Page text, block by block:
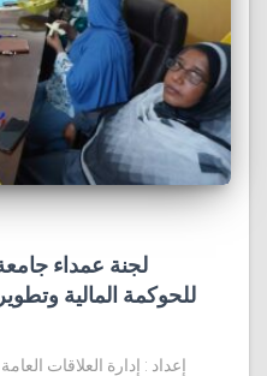
لجنة عمداء
للحوكمة المالية